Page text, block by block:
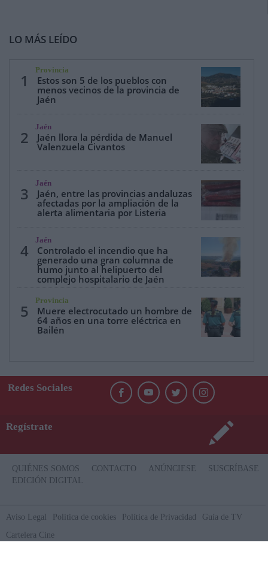
LO MÁS LEÍDO
1
Provincia
Estos son 5 de los pueblos con
menos vecinos de la provincia de
Jaén
2
Jaén
Jaén llora la pérdida de Manuel
Valenzuela Civantos
3
Jaén
Jaén, entre las provincias andaluzas
afectadas por la ampliación de la
alerta alimentaria por Listeria
4
Jaén
Controlado el incendio que ha
generado una gran columna de
humo junto al helipuerto del
complejo hospitalario de Jaén
5
Provincia
Muere electrocutado un hombre de
64 años en una torre eléctrica en
Bailén
Redes Sociales
Regístrate
QUIÉNES SOMOS CONTACTO ANÚNCIESE
SUSCRÍBASE
EDICIÓN DIGITAL
Aviso Legal Politica de cookies Política de Privacidad
Guía de TV
Cartelera Cine